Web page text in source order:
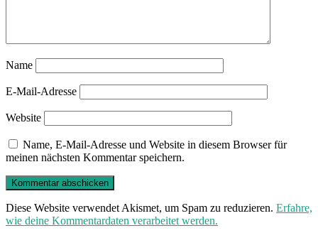
Name
E-Mail-Adresse
Website
Name, E-Mail-Adresse und Website in diesem Browser für
meinen nächsten Kommentar speichern.
Diese Website verwendet Akismet, um Spam zu reduzieren. Erfahre,
wie deine Kommentardaten verarbeitet werden.